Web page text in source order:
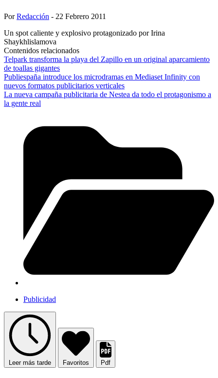
PorRedacción - 22 Febrero 2011
Un spot caliente y explosivo protagonizado por Irina
Shaykhlislamova
Contenidos relacionados
Telpark transforma la playa del Zapillo en un original aparcamiento
de toallas gigantes
Publiespaña introduce los microdramas en Mediaset Infinity con
nuevos formatos publicitarios verticales
La nueva campaña publicitaria de Nestea da todo el protagonismo a
la gente real
Publicidad
Leer más tarde Favoritos Pdf